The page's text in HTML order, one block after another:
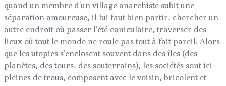
quand un membre d’un village anarchiste subit une
séparation amoureuse, il lui faut bien partir, chercher un
autre endroit où passer l’été caniculaire, traverser des
lieux où tout le monde ne roule pas tout à fait pareil. Alors
que les utopies s’enclosent souvent dans des îles (des
planètes, des tours, des souterrains), les sociétés sont ici
pleines de trous, composent avec le voisin, bricolent et